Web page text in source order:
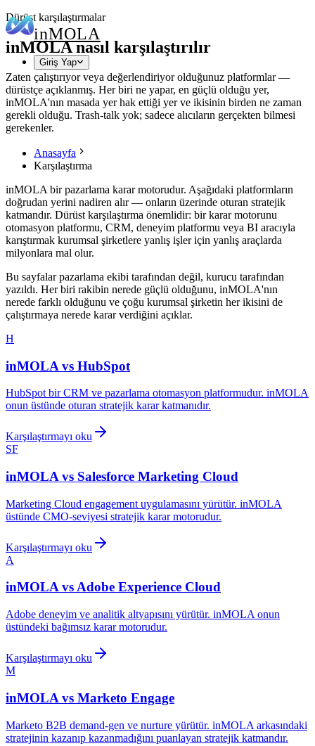
inMOLA
Giriş Yap
Dürüst karşılaştırmalar
inMOLA nasıl karşılaştırılır
Zaten çalıştırıyor veya değerlendiriyor olduğunuz platformlar —
dürüstçe açıklanmış. Her biri ne yapar, en güçlü olduğu yer,
inMOLA'nın masada yer hak ettiği yer ve ikisinin birden ne zaman
gerekli olduğu. Trash-talk yok; sadece alıcıların gerçekten bilmesi
gerekenler.
Anasayfa
Karşılaştırma
inMOLA bir pazarlama karar motorudur. Aşağıdaki platformların
doğrudan yerini nadiren alır — onların üzerinde oturan stratejik
katmandır. Dürüst karşılaştırma önemlidir: bir karar motorunu
otomasyon platformu, CRM, deneyim platformu veya BI aracıyla
karıştırmak kurumsal şirketlere yanlış işler için yanlış araçlarda
milyonlara mal olur.
Bu sayfalar pazarlama ekibi tarafından değil, kurucu tarafından
yazıldı. Her biri rakibin nerede güçlü olduğunu, inMOLA'nın
nerede farklı olduğunu ve çoğu kurumsal şirketin her ikisini de
çalıştırmaya nerede karar verdiğini açıklar.
H
inMOLA vs HubSpot
HubSpot bir CRM ve pazarlama otomasyon platformudur. inMOLA
onun üstünde oturan stratejik karar katmanıdır.
Karşılaştırmayı oku
SF
inMOLA vs Salesforce Marketing Cloud
Marketing Cloud engagement uygulamasını yürütür. inMOLA
üstünde CMO-seviyesi stratejik karar motorudur.
Karşılaştırmayı oku
A
inMOLA vsAdobe Experience Cloud
Adobe deneyim ve analitik altyapısını yürütür. inMOLA onun
üstündeki bağımsız karar motorudur.
Karşılaştırmayı oku
M
inMOLA vs Marketo Engage
Marketo B2B demand-gen ve nurture yürütür. inMOLA arkasındaki
stratejinin kazanıp kazanmadığını puanlayan stratejik katmandır.